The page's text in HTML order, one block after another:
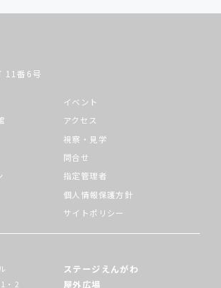
11番6号
イベント
アクセス
視察・見学
問合せ
指定管理者
個人情報保護方針
サイトポリシー
・2
ステージえんがわ
屋外広場